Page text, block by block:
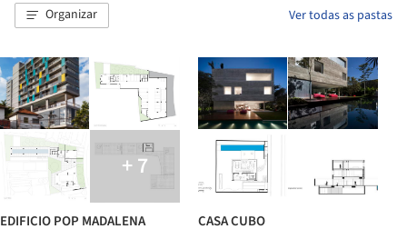
Organizar Ver todas as pastas
+ 7
EDIFICIO POP MADALENA CASA CUBO